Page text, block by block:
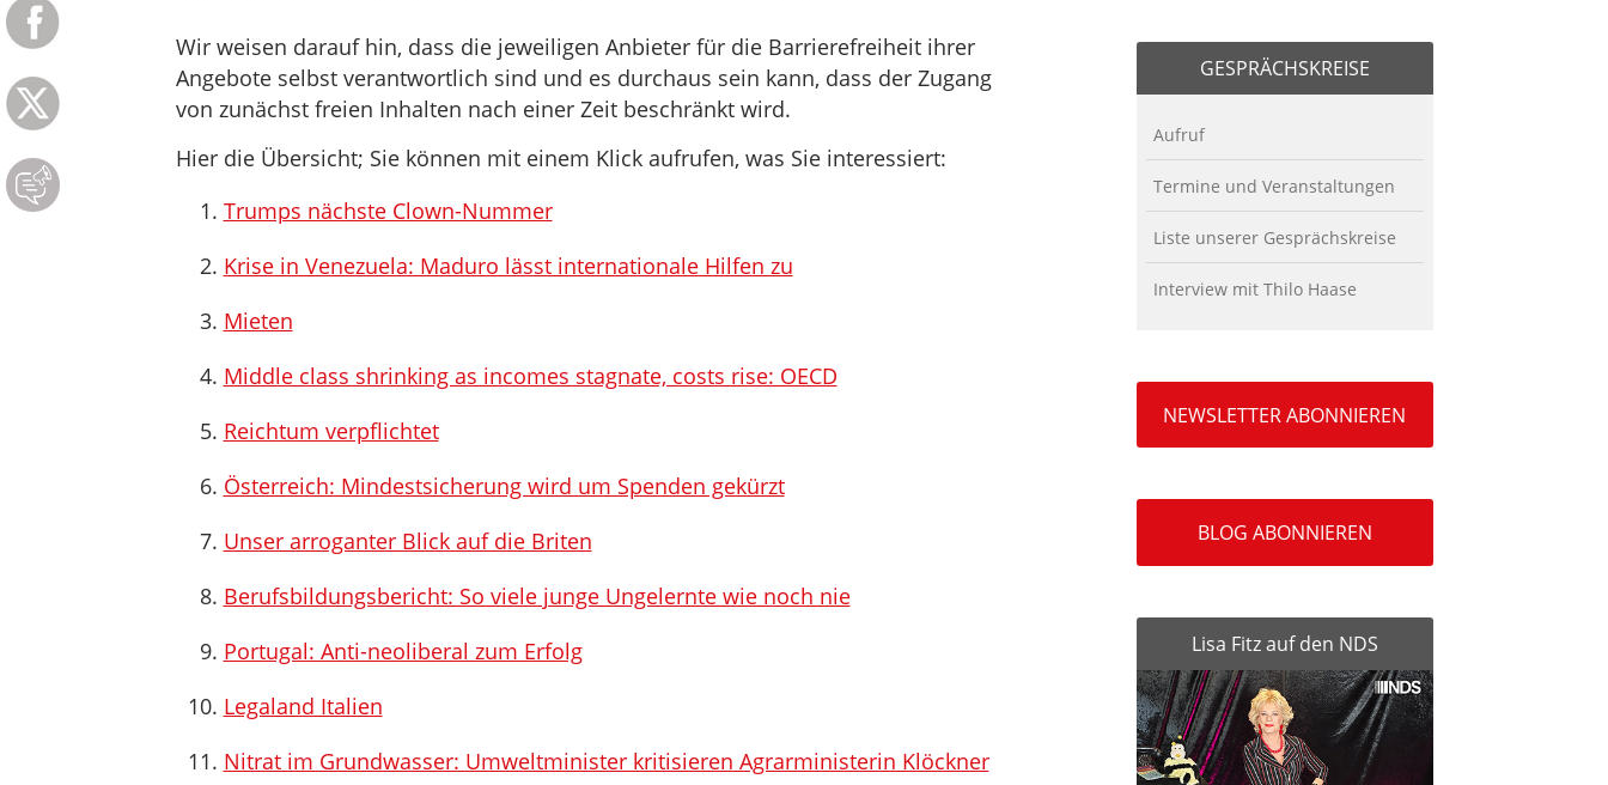
Wir weisen darauf hin, dass die jeweiligen Anbieter für die Barrierefreiheit ihrer
Angebote selbst verantwortlich sind und es durchaus sein kann, dass der Zugang
von zunächst freien Inhalten nach einer Zeit beschränkt wird.
Hier die Übersicht; Sie können mit einem Klick aufrufen, was Sie interessiert:
Trumps nächste Clown-Nummer
Krise in Venezuela: Maduro lässt internationale Hilfen zu
Mieten
Middle class shrinking as incomes stagnate, costs rise: OECD
Reichtum verpflichtet
Österreich: Mindestsicherung wird um Spenden gekürzt
Unser arroganter Blick auf die Briten
Berufsbildungsbericht: So viele junge Ungelernte wie noch nie
Portugal: Anti-neoliberal zum Erfolg
Legaland Italien
Nitrat im Grundwasser: Umweltminister kritisieren Agrarministerin Klöckner
GESPRÄCHSKREISE
Aufruf
Termine und Veranstaltungen
Liste unserer Gesprächskreise
Interview mit Thilo Haase
NEWSLETTER ABONNIEREN
BLOG ABONNIEREN
Lisa Fitz auf den NDS